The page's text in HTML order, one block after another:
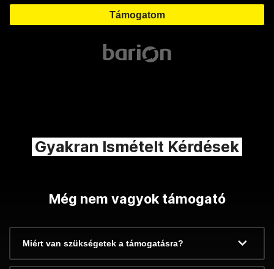
Gyakran Ismételt Kérdések
Még nem vagyok támogató
Miért van szükségetek a támogatásra?